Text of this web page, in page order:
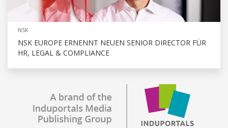
NSK
NSK EUROPE ERNENNT NEUEN SENIOR DIRECTOR FÜR
HR, LEGAL & COMPLIANCE